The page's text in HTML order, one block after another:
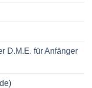
D.M.E. für Anfänger